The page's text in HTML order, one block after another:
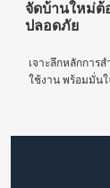
จัดบ้านใหม่ต้
ปลอดภัย
เจาะลึกหลักการ
ใช้งาน พร้อมมั่น